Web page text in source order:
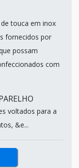
touca em inox
fornecidos por
possam
com
voltados para a
&e...